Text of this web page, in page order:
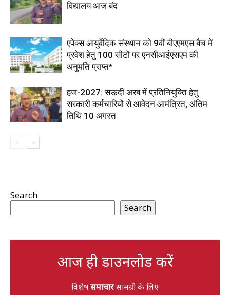
विद्यालय आज बंद
एपेक्स आयुर्वेदिक संस्थान को 9वीं बीएएमएस बैच में
प्रवेश हेतु 100 सीटों पर एनसीआईएसएम की
अनुमति प्राप्त*
हज-2027: सऊदी अरब में प्रतिनियुक्ति हेतु
सरकारी कर्मचारियों से आवेदन आमंत्रित, अंतिम
तिथि 10 अगस्त
Search
Search
आज ही डाउनलोड करें
विशेषसमाचारसामग्री के लिए